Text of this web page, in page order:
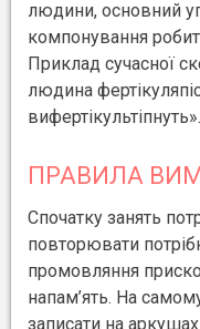
людини, основний
компонування
Приклад сучасної
людина
вифертікультіпнуть».
ПРАВИЛА
Спочатку занять
повторювати
промовляння
напам’ять. На
записати на